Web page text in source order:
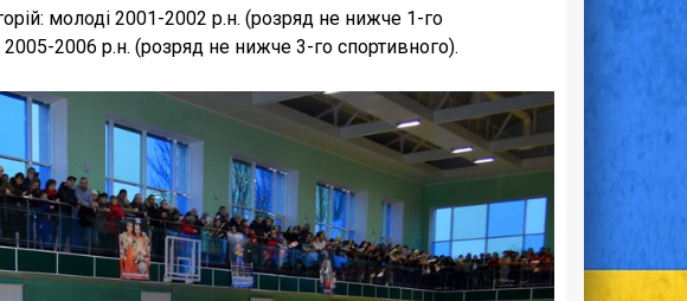
молоді 2001-2002 р.н. (розряд не нижче 1-го
2006 р.н. (розряд не нижче 3-го спортивного).